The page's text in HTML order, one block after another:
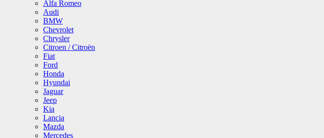
Alfa Romeo
Audi
BMW
Chevrolet
Chrysler
Citroen / Citroën
Fiat
Ford
Honda
Hyundai
Jaguar
Jeep
Kia
Lancia
Mazda
Mercedes